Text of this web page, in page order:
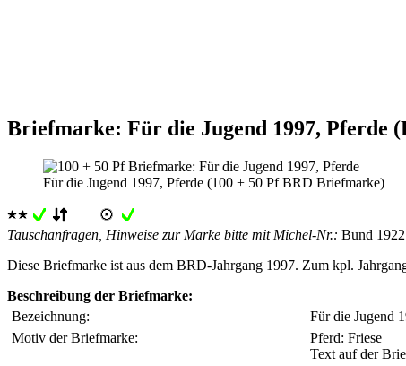
Briefmarke: Für die Jugend 1997, Pferde
Für die Jugend 1997, Pferde (100 + 50 Pf BRD Briefmarke)
Tauschanfragen, Hinweise zur Marke bitte mit Michel-Nr.: Bund 1922
Diese Briefmarke ist aus dem BRD-Jahrgang 1997. Zum kpl.
Beschreibung der Briefmarke:
Bezeichnung:
Für die Jugend
Motiv der Briefmarke:
Pferd: Friese
Text auf der